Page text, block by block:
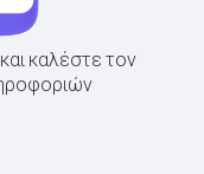
καλέστε τον